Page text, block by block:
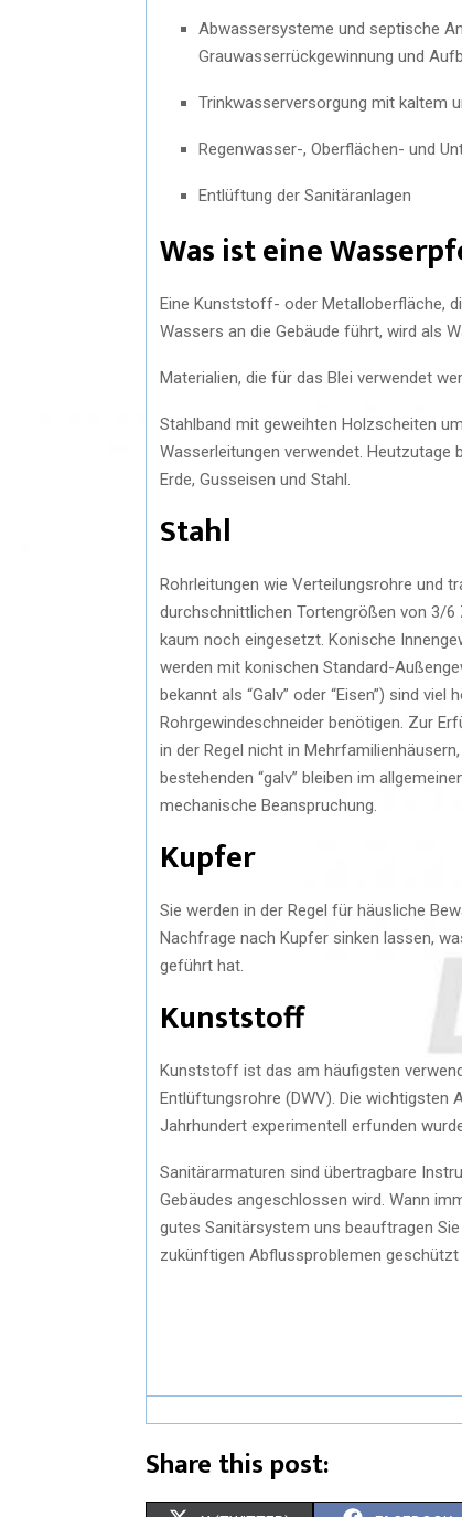
Abwassersysteme und septische
Grauwasserrückgewinnung und
Trinkwasserversorgung mit kaltem
Regenwasser-, Oberflächen- und
Entlüftung der Sanitäranlagen
Was ist eine
Eine Kunststoff- oder Metalloberfläche,
Wassers an die Gebäude führt, wird als
Materialien, die für das Blei verwendet
Stahlband mit geweihten Holzscheiten
Wasserleitungen verwendet.
Erde, Gusseisen und Stahl.
Stahl
Rohrleitungen wie Verteilungsrohre und
durchschnittlichen Tortengrößen von 3/
kaum noch eingesetzt. Konische
werden mit konischen Standard-
bekannt als “Galv” oder “Eisen”) sind
Rohrgewindeschneider benötigen. Zur
in der Regel nicht in
bestehenden “galv” bleiben im
mechanische Beanspruchung.
Kupfer
Sie werden in der Regel für häusliche
Nachfrage nach Kupfer sinken lassen,
geführt hat.
Kunststoff
Kunststoff ist das am häufigsten
Entlüftungsrohre (DWV). Die wichtigsten
Jahrhundert experimentell erfunden
Sanitärarmaturen sind übertragbare
Gebäudes angeschlossen wird. Wann
gutes Sanitärsystem uns beauftragen
zukünftigen Abflussproblemen geschützt
Share this post: